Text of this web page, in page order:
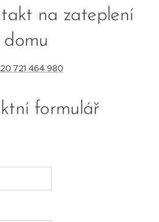
na zateplení
domu
721 464 980
formulář